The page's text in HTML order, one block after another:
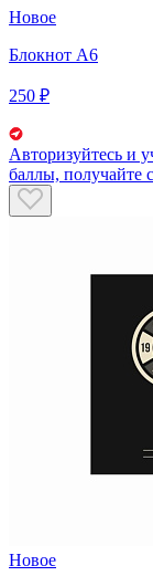
Новое
Блокнот А6
250 ₽
Авторизуйтесь и
баллы, получайте
Новое